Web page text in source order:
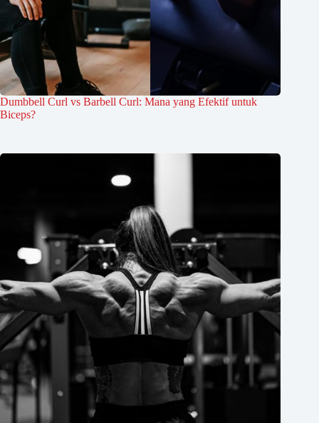
Dumbbell Curl vs Barbell Curl: Mana yang Efektif untuk
Biceps?